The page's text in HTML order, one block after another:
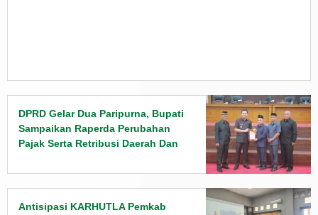
DPRD Gelar Dua Paripurna, Bupati
Sampaikan Raperda Perubahan
Pajak Serta Retribusi Daerah Dan
PPAS Tahun 2026
Antisipasi KARHUTLA Pemkab